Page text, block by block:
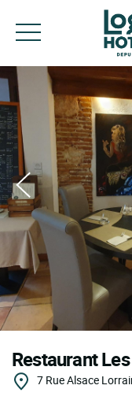
Restaurant
7 Rue Alsace